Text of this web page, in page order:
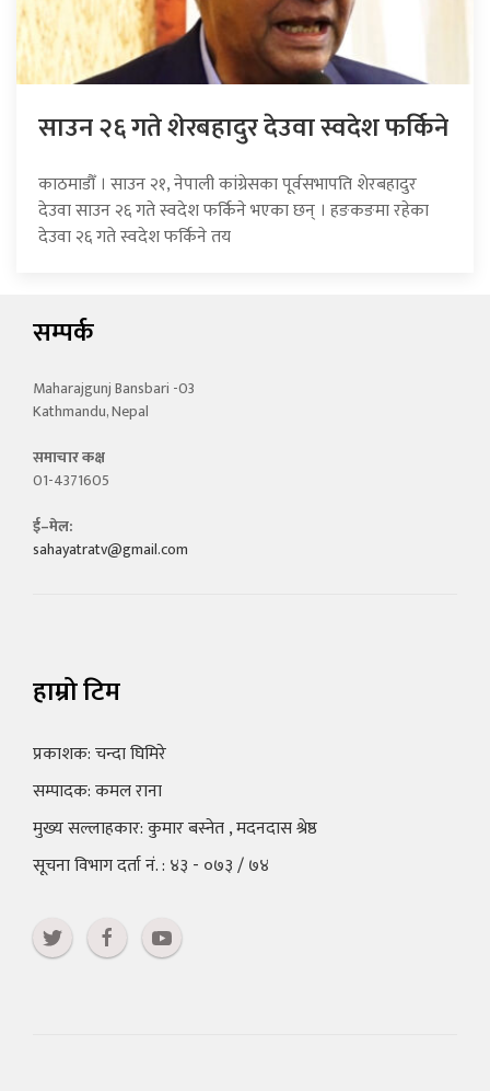
साउन २६ गते शेरबहादुर देउवा स्वदेश फर्किने
काठमाडौँ । साउन २१, नेपाली कांग्रेसका पूर्वसभापति शेरबहादुर
देउवा साउन २६ गते स्वदेश फर्किने भएका छन् । हङकङमा रहेका
देउवा २६ गते स्वदेश फर्किने तय
सम्पर्क
Maharajgunj Bansbari -03
Kathmandu, Nepal
समाचार कक्ष
01-4371605
ई–मेल:
sahayatratv@gmail.com
हाम्रो टिम
प्रकाशक: चन्दा घिमिरे
सम्पादक: कमल राना
मुख्य सल्लाहकार: कुमार बस्नेत , मदनदास श्रेष्ठ
सूचना विभाग दर्ता नं. : ४३ - ०७३ / ७४